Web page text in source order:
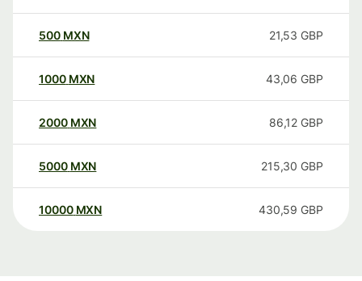
500 MXN 21,53 GBP
1000 MXN 43,06 GBP
2000 MXN 86,12 GBP
5000 MXN 215,30 GBP
10000 MXN 430,59 GBP